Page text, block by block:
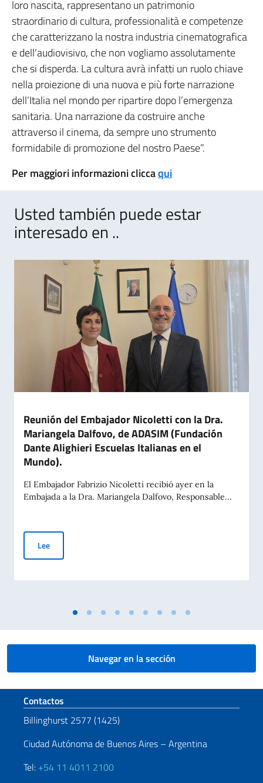
loro nascita, rappresentano un patrimonio
straordinario di cultura, professionalità e competenze
che caratterizzano la nostra industria cinematografica
e dell’audiovisivo, che non vogliamo assolutamente
che si disperda. La cultura avrà infatti un ruolo chiave
nella proiezione di una nuova e più forte narrazione
dell’Italia nel mondo per ripartire dopo l’emergenza
sanitaria. Una narrazione da costruire anche
attraverso il cinema, da sempre uno strumento
formidabile di promozione del nostro Paese”.
Per maggiori informazioni cliccaqui
Usted también puede estar
interesado en ..
Reunión del Embajador Nicoletti con la Dra.
Mariangela Dalfovo, de ADASIM (Fundación
Dante Alighieri Escuelas Italianas en el
Mundo).
El Embajador Fabrizio Nicoletti recibió ayer en la
Embajada a la Dra. Mariangela Dalfovo, Responsable...
LeeReunión del Embajador Nicoletti con la Dra. Mariangela
Navegar en la sección
Sezione footer
Contactos
Billinghurst 2577 (1425)
Ciudad Autónoma de Buenos Aires – Argentina
Tel: +54 11 4011 2100